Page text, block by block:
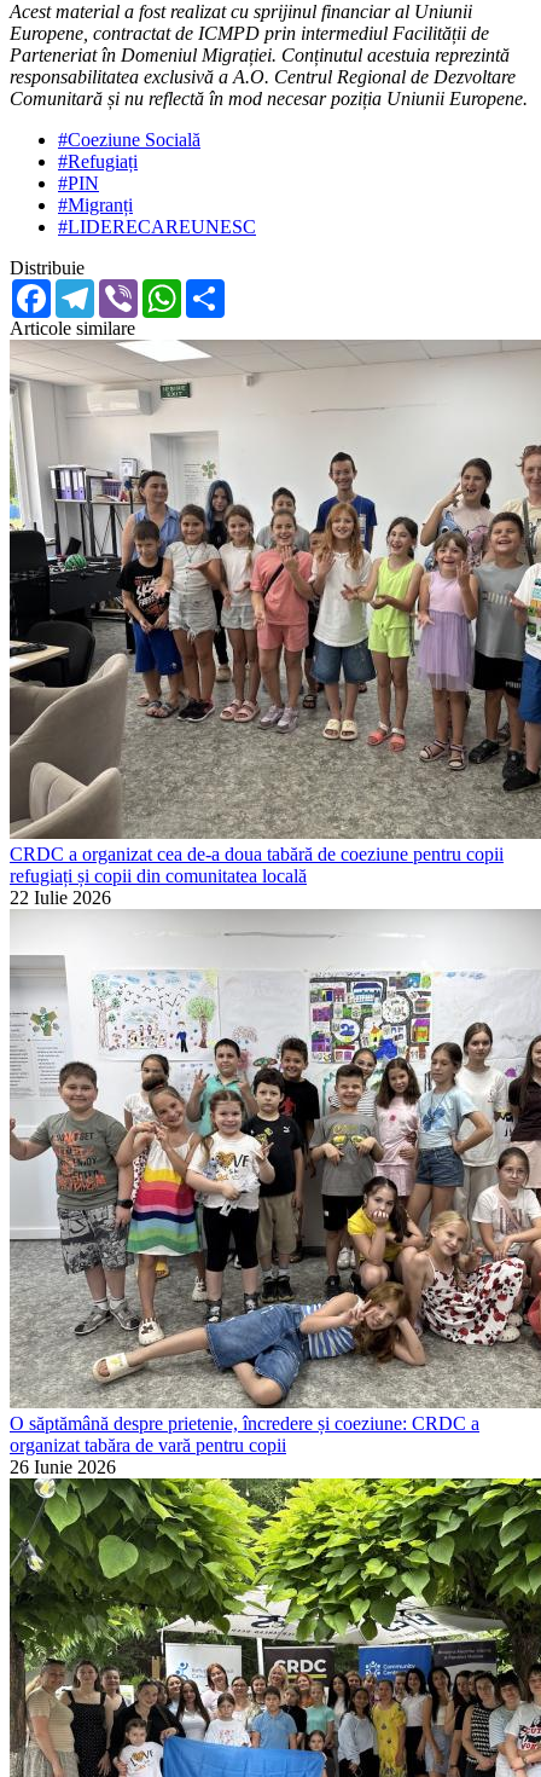
Acest material a fost realizat cu sprijinul financiar al Uniunii
Europene, contractat de ICMPD prin intermediul Facilității de
Parteneriat în Domeniul Migrației. Conținutul acestuia reprezintă
responsabilitatea exclusivă a A.O. Centrul Regional de Dezvoltare
Comunitară și nu reflectă în mod necesar poziția Uniunii Europene.
#Coeziune Socială
#Refugiați
#PIN
#Migranți
#LIDERECAREUNESC
Distribuie
FacebookTelegram
Viber WhatsApp
Articole similare
CRDC a organizat cea de-a doua tabără de coeziune pentru copii
refugiați și copii din comunitatea locală
22 Iulie 2026
O săptămână despre prietenie, încredere și coeziune: CRDC a
organizat tabăra de vară pentru copii
26 Iunie 2026